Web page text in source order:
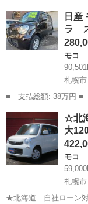
いたします。 ★ 納車等
度お電話にてご連絡お願いいたしま
...
北海道 札幌市 あ
日
ラ
モコ
札幌市
■ 支払総額: 38万円 ■ 車両本体価格： 280,000 円 ■ メーカー
名： 日産 ■ 車種名
ＷＤ バックカメラ ス
ー ベンチシート...
北海道 札幌市
☆北
大
モコ
札幌市
★北海道 自社ローン対応店のYSS